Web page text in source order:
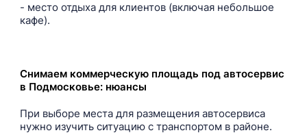
- место отдыха для клиентов (включая небольшое
кафе).
Снимаем коммерческую площадь под автосервис
в Подмосковье: нюансы
При выборе места для размещения автосервиса
нужно изучить ситуацию с транспортом в районе.